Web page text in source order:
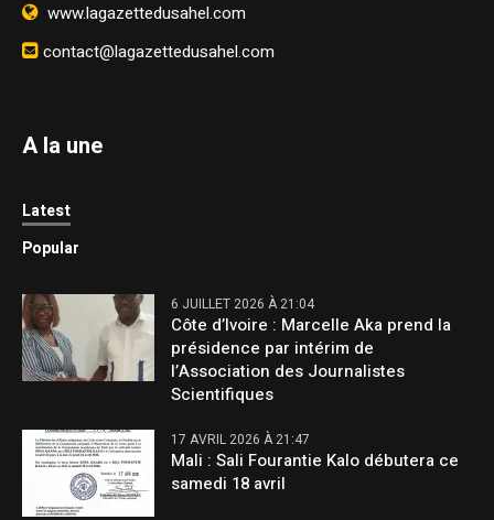
www.lagazettedusahel.com
contact@lagazettedusahel.com
A la une
Latest
Popular
6 JUILLET 2026 À 21:04
Côte d’Ivoire : Marcelle Aka prend la
présidence par intérim de
l’Association des Journalistes
Scientifiques
17 AVRIL 2026 À 21:47
Mali : Sali Fourantie Kalo débutera ce
samedi 18 avril